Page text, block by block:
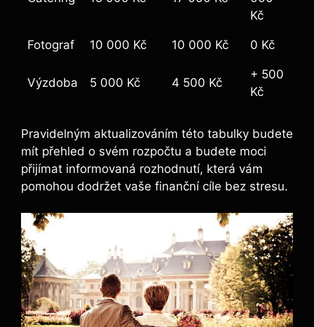
Kč
Fotograf 10 000 Kč 10 000 Kč 0 Kč
Výzdoba 5 000 Kč 4 500 Kč
+ 500
Kč
Pravidelným aktualizováním této tabulky budete
mít přehled o svém rozpočtu a budete moci
přijímat informovaná rozhodnutí, která vám
pomohou dodržet vaše finanční cíle bez stresu.